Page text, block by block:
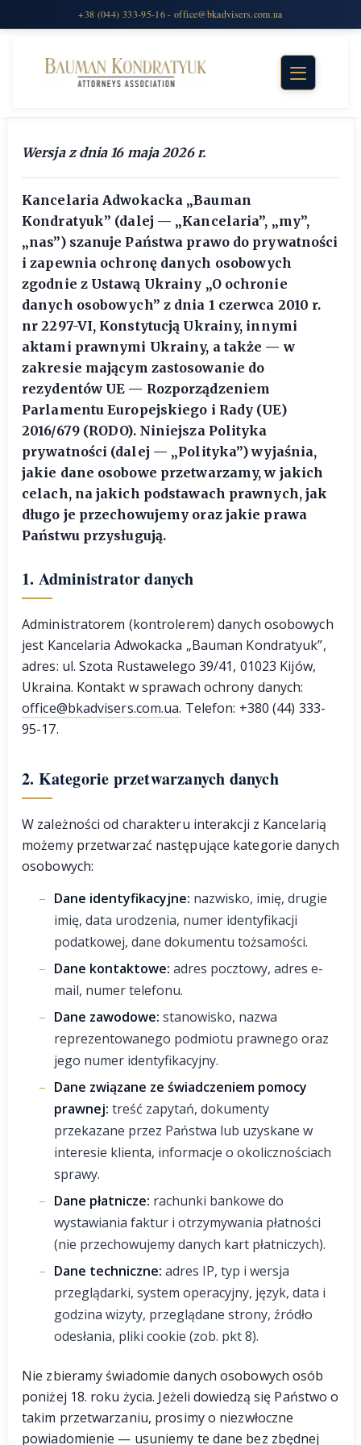
Wersja z dnia 16 maja 2026 r.
Kancelaria Adwokacka „Bauman
Kondratyuk” (dalej — „Kancelaria”, „my”,
„nas”) szanuje Państwa prawo do prywatności
i zapewnia ochronę danych osobowych
zgodnie z Ustawą Ukrainy „O ochronie
danych osobowych” z dnia 1 czerwca 2010 r.
nr 2297-VI, Konstytucją Ukrainy, innymi
aktami prawnymi Ukrainy, a także — w
zakresie mającym zastosowanie do
rezydentów UE — Rozporządzeniem
Parlamentu Europejskiego i Rady (UE)
2016/679 (RODO). Niniejsza Polityka
prywatności (dalej — „Polityka”) wyjaśnia,
jakie dane osobowe przetwarzamy, w jakich
celach, na jakich podstawach prawnych, jak
długo je przechowujemy oraz jakie prawa
Państwu przysługują.
1. Administrator danych
Administratorem (kontrolerem) danych osobowych
jest Kancelaria Adwokacka „Bauman Kondratyuk”,
adres: ul. Szota Rustawelego 39/41, 01023 Kijów,
Ukraina. Kontakt w sprawach ochrony danych:
office@bkadvisers.com.ua. Telefon: +380 (44) 333-
95-17.
2. Kategorie przetwarzanych danych
W zależności od charakteru interakcji z Kancelarią
możemy przetwarzać następujące kategorie danych
osobowych:
Dane identyfikacyjne: nazwisko, imię, drugie
imię, data urodzenia, numer identyfikacji
podatkowej, dane dokumentu tożsamości.
Dane kontaktowe: adres pocztowy, adres e-
mail, numer telefonu.
Dane zawodowe: stanowisko, nazwa
reprezentowanego podmiotu prawnego oraz
jego numer identyfikacyjny.
Dane związane ze świadczeniem pomocy
prawnej: treść zapytań, dokumenty
przekazane przez Państwa lub uzyskane w
interesie klienta, informacje o okolicznościach
sprawy.
Dane płatnicze: rachunki bankowe do
wystawiania faktur i otrzymywania płatności
(nie przechowujemy danych kart płatniczych).
Dane techniczne: adres IP, typ i wersja
przeglądarki, system operacyjny, język, data i
godzina wizyty, przeglądane strony, źródło
odesłania, pliki cookie (zob. pkt 8).
Nie zbieramy świadomie danych osobowych osób
poniżej 18. roku życia. Jeżeli dowiedzą się Państwo o
takim przetwarzaniu, prosimy o niezwłoczne
powiadomienie — usuniemy te dane bez zbędnej